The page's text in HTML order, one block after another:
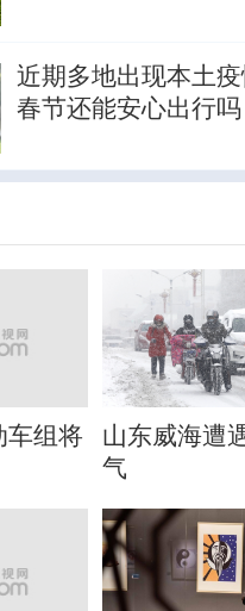
近期多地出现本土疫
春节还能安心出行吗
车组将
山东威海遭
气